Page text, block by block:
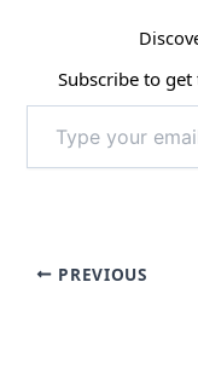
Subscribe to
your
email…
PREVIOUS